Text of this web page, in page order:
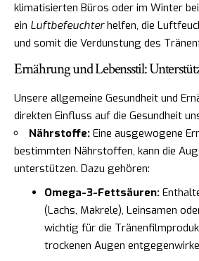
klimatisierten Büros oder im Winter
ein Luftbefeuchterhelfen, die
und somit die Verdunstung des
Ernährung und Lebensstil:
Unsere allgemeine Gesundheit und
direkten Einfluss auf die Gesundheit
Nährstoffe: Eine ausgewogene
bestimmten Nährstoffen, kann die
unterstützen. Dazu gehören:
Omega-3-Fettsäuren:
(Lachs, Makrele), Leinsamen
wichtig für die
trockenen Augen